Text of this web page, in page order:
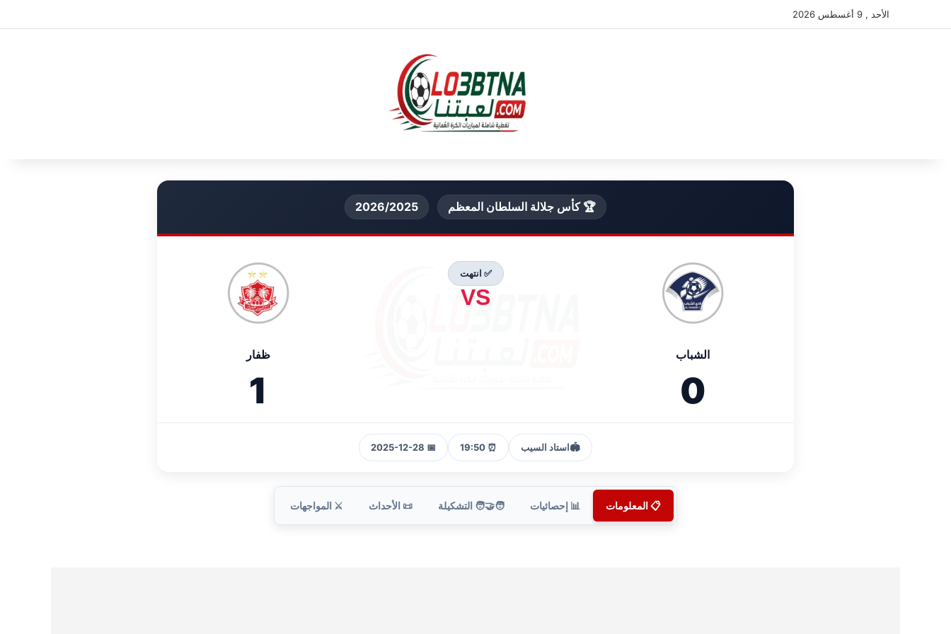
الأحد , 9 أغسطس 2026
🏆 كأس جلالة السلطان المعظم 2026/2025
الشباب
0
✅ انتهت
VS
ظفار
1
🏟️استاد السيب ⏰ 19:50
📅 2025-12-28
📋 المعلومات 📊 إحصائيات 🧑‍🤝‍🧑 التشكيلة 📜 الأحداث ⚔️ المواجهات